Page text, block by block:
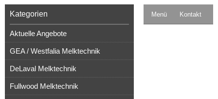
Menü Kontakt
Kategorien
Aktuelle Angebote
GEA / Westfalia Melktechnik
DeLaval Melktechnik
Fullwood Melktechnik